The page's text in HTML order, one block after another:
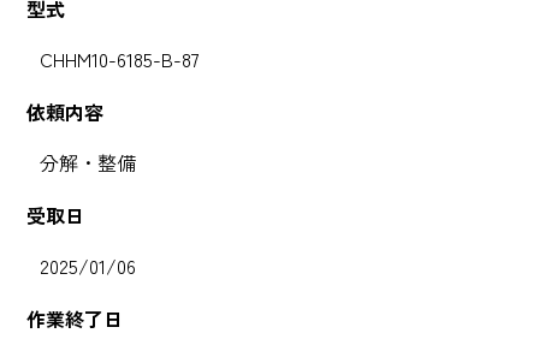
型式
CHHM10-6185-B-87
依頼内容
分解・整備
受取日
2025/01/06
作業終了日